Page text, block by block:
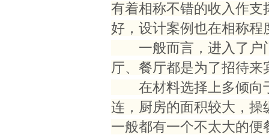
有着相称不错的收入作
好，设计案例也在相称
一般而言，进入了户
厅、餐厅都是为了招待
在材料选择上多倾向
连，厨房的面积较大，
一般都有一个不太大的